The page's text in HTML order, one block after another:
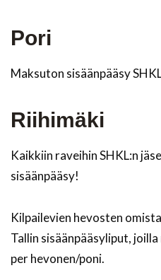
Pori
Maksuton sisäänpääsy
Riihimäki
Kaikkiin raveihin SHKL:n
sisäänpääsy!
Kilpailevien hevosten
Tallin sisäänpääsyliput,
per hevonen/poni.